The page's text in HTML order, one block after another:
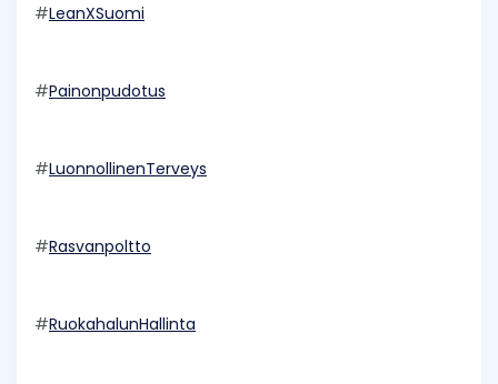
#LeanXSuomi
#Painonpudotus
#LuonnollinenTerveys
#Rasvanpoltto
#RuokahalunHallinta